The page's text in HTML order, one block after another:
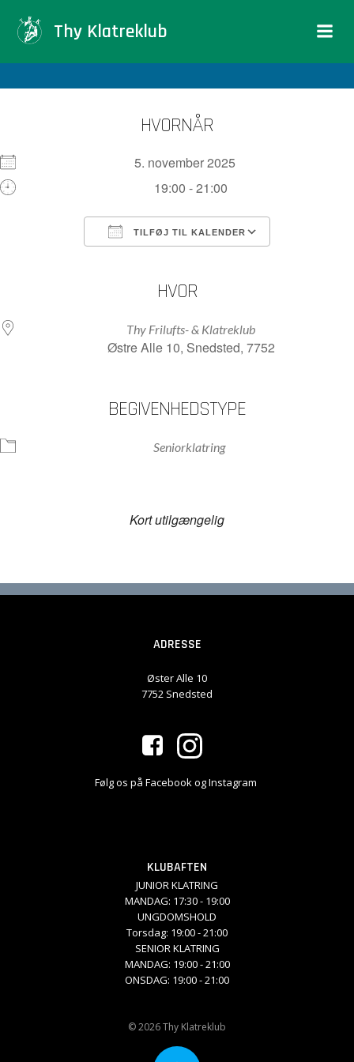
Thy Klatreklub
HVORNÅR
5. november 2025
19:00 - 21:00
TILFØJ TIL KALENDER
HVOR
Thy Frilufts- & Klatreklub
Østre Alle 10, Snedsted, 7752
BEGIVENHEDSTYPE
Seniorklatring
Kort utilgængelig
ADRESSE
Øster Alle 10
7752 Snedsted
Følg os på Facebook og Instagram
KLUBAFTEN
JUNIOR KLATRING
MANDAG: 17:30 - 19:00
UNGDOMSHOLD
Torsdag: 19:00 - 21:00
SENIOR KLATRING
MANDAG: 19:00 - 21:00
ONSDAG: 19:00 - 21:00
© 2026 Thy Klatreklub